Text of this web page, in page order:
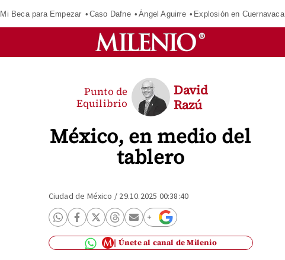
Mi Beca para Empezar Caso Dafne Ángel Aguirre Explosión en Cuernavaca
México, en medio del
tablero
Punto de
Equilibrio
David
Razú
Ciudad de México / 29.10.2025 00:38:40
Únete al canal de Milenio